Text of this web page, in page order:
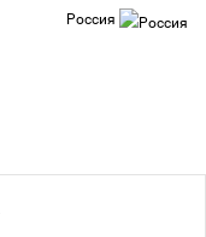
Россия